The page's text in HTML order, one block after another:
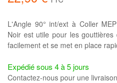
L'Angle 90° int/ext à Coller
Noir est utile pour les
facilement et se met en place
Expédié sous 4 à 5 jours
Contactez-nous pour une